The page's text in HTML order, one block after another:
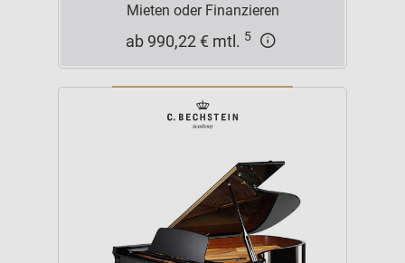
Mieten oder Finanzieren
ab 990,22 € mtl. 5